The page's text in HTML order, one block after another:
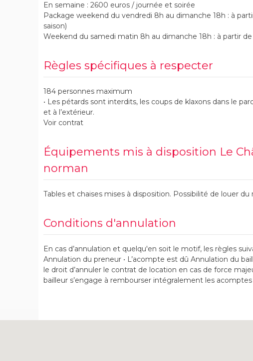
En semaine : 2600 euros / journée et soirée
Package weekend du vendredi 8h au dimanche 18h : à
saison)
Weekend du samedi matin 8h au dimanche 18h : à partir
Règles spécifiques à respecter
184 personnes maximum
• Les pétards sont interdits, les coups de klaxons dans le
et à l’extérieur.
Voir contrat
Équipements mis à disposition Le
norman
Tables et chaises mises à disposition. Possibilité de louer
Conditions d'annulation
En cas d’annulation et quelqu'en soit le motif, les règles
Annulation du preneur • L’acompte est dû Annulation du
le droit d’annuler le contrat de location en cas de force
bailleur s’engage à rembourser intégralement les